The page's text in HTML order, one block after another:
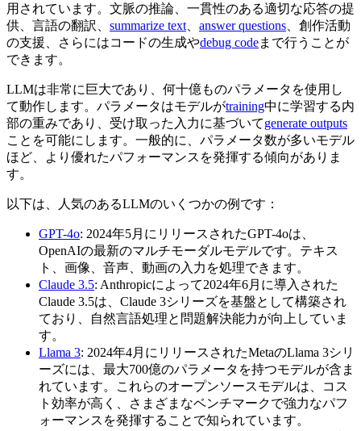
用されています。文脈の推論、一貫性のある適切な応答の提
供、言語の翻訳、 summarize text answer questions 、創作活動
の支援、さらにはコードの生成やdebug codeまで行うことが
できます。
LLMは非常に巨大であり、何十億ものパラメータを使用し
て動作します。パラメータはモデルがtraining中に学習する内
部の重みであり、受け取った入力に基づいてgenerate outputs
ことを可能にします。一般的に、パラメータ数が多いモデル
ほど、より優れたパフォーマンスを発揮する傾向がありま
す。
以下は、人気のあるLLMのいくつかの例です：
GPT-4o: 2024年5月にリリースされたGPT-4oは、
OpenAIの最新のマルチモーダルモデルです。テキス
ト、画像、音声、動画の入力を処理できます。
Claude 3.5: Anthropicによって2024年6月に導入された
Claude 3.5は、Claude 3シリーズを基盤として構築され
ており、自然言語処理と問題解決能力が向上していま
す。
Llama 3: 2024年4月にリリースされたMetaのLlama 3シリ
ーズには、最大700億のパラメータを持つモデルが含ま
れています。これらのオープンソースモデルは、コス
ト効率が高く、さまざまなベンチマークで強力なパフ
ォーマンスを発揮することで知られています。